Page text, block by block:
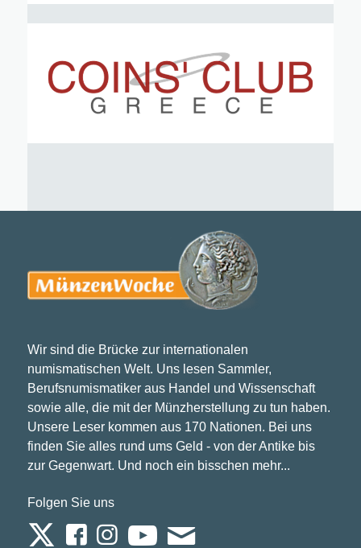
Wir sind die Brücke zur internationalen
numismatischen Welt. Uns lesen Sammler,
Berufsnumismatiker aus Handel und Wissenschaft
sowie alle, die mit der Münzherstellung zu tun haben.
Unsere Leser kommen aus 170 Nationen. Bei uns
finden Sie alles rund ums Geld - von der Antike bis
zur Gegenwart. Und noch ein bisschen mehr...
Folgen Sie uns